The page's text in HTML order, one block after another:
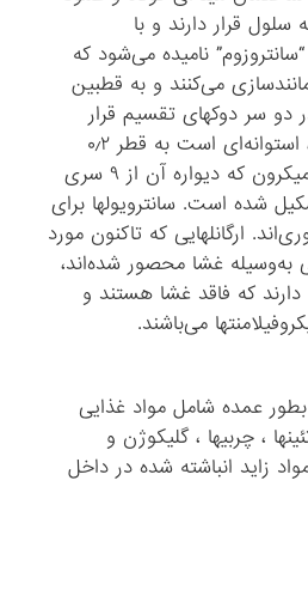
قرار دارند و با
نامیده می‌شود که
می‌کنند و به قطبین
دو سر دوکهای تقسیم قرار
می‌گیرند. هر سانتریول ، استوانه‌ای است به قطر ۰٫۲
میکرون و به طول ۰٫۵ میکرون که دیواره آن از ۹ سری
شده است. سانترویولها برای
ارگانلهایی که تاکنون مورد
به‌وسیله غشا محصور شده‌اند،
دارند که فاقد غشا هستند و
می‌باشند.
بطور عمده شامل مواد غذایی
، چربیها ، گلیکوژن و
زاید انباشته شده در داخل